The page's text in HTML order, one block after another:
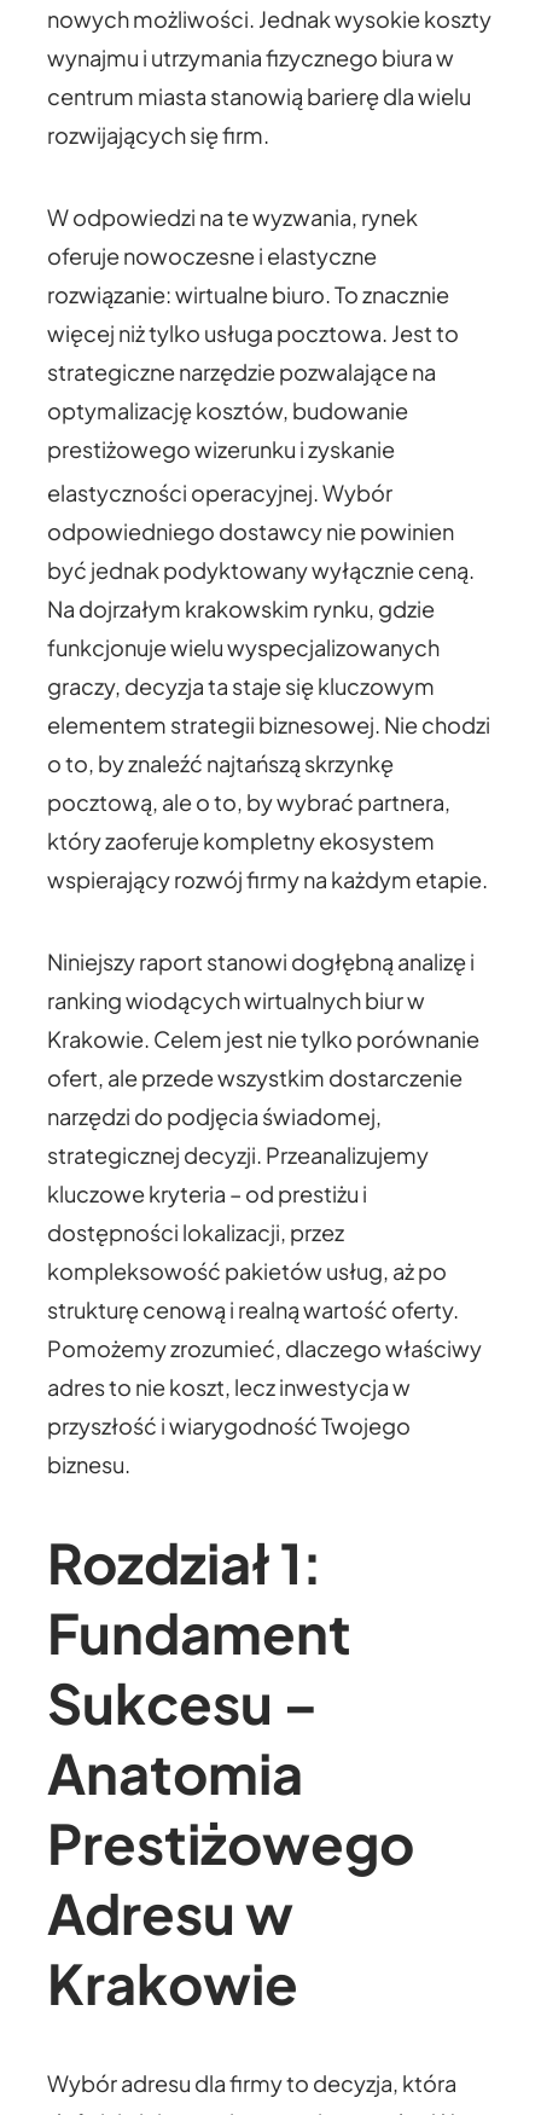
nowych możliwości. Jednak wysokie koszty
wynajmu i utrzymania fizycznego biura w
centrum miasta stanowią barierę dla wielu
rozwijających się firm.
W odpowiedzi na te wyzwania, rynek
oferuje nowoczesne i elastyczne
rozwiązanie: wirtualne biuro. To znacznie
więcej niż tylko usługa pocztowa. Jest to
strategiczne narzędzie pozwalające na
optymalizację kosztów, budowanie
prestiżowego wizerunku i zyskanie
elastyczności operacyjnej.Wybór
odpowiedniego dostawcy nie powinien
być jednak podyktowany wyłącznie ceną.
Na dojrzałym krakowskim rynku, gdzie
funkcjonuje wielu wyspecjalizowanych
graczy, decyzja ta staje się kluczowym
elementem strategii biznesowej. Nie chodzi
o to, by znaleźć najtańszą skrzynkę
pocztową, ale o to, by wybrać partnera,
który zaoferuje kompletny ekosystem
wspierający rozwój firmy na każdym etapie.
Niniejszy raport stanowi dogłębną analizę i
ranking wiodących wirtualnych biur w
Krakowie. Celem jest nie tylko porównanie
ofert, ale przede wszystkim dostarczenie
narzędzi do podjęcia świadomej,
strategicznej decyzji. Przeanalizujemy
kluczowe kryteria – od prestiżu i
dostępności lokalizacji, przez
kompleksowość pakietów usług, aż po
strukturę cenową i realną wartość oferty.
Pomożemy zrozumieć, dlaczego właściwy
adres to nie koszt, lecz inwestycja w
przyszłość i wiarygodność Twojego
biznesu.
Rozdział 1:
Fundament
Sukcesu –
Anatomia
Prestiżowego
Adresu w
Krakowie
Wybór adresu dla firmy to decyzja, która